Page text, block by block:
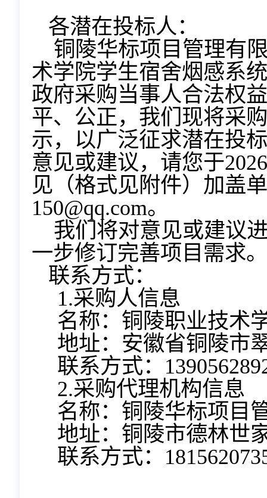
各潜在投标人：
铜陵华标项目管理有
术学院学生宿舍烟感系
政府采购当事人合法权
平、公正，我们现将采
示，以广泛征求潜在投
意见或建议，请您于
见（格式见附件）加盖
150@qq.com。
我们将对意见或建议
一步修订完善项目需求。
联系方式：
1.采购人信息
名称：铜陵职业技术
地址：安徽省铜陵市
联系方式：
2.采购代理机构信息
名称： 铜陵华标项目
地址： 铜陵市德林世
联系方式：